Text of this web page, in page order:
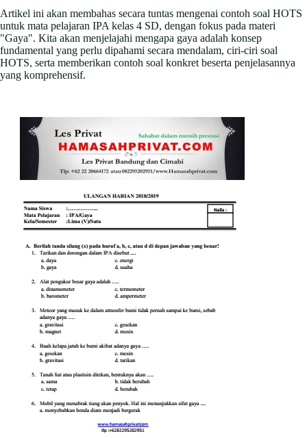
Artikel ini akan membahas secara tuntas mengenai contoh soal HOTS
untuk mata pelajaran IPA kelas 4 SD, dengan fokus pada materi
"Gaya". Kita akan menjelajahi mengapa gaya adalah konsep
fundamental yang perlu dipahami secara mendalam, ciri-ciri soal
HOTS, serta memberikan contoh soal konkret beserta penjelasannya
yang komprehensif.